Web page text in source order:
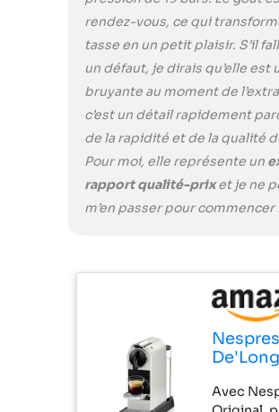
rendez-vous, ce qui
tasse en un petit plaisir. S’il
un défaut, je dirais qu’elle est
bruyante au moment de
c’est un détail rapidement
de la rapidité et de la qualité
Pour moi, elle représente un
rapport qualité-prixet je ne
m’en passer pour commencer
Citiz
Avec